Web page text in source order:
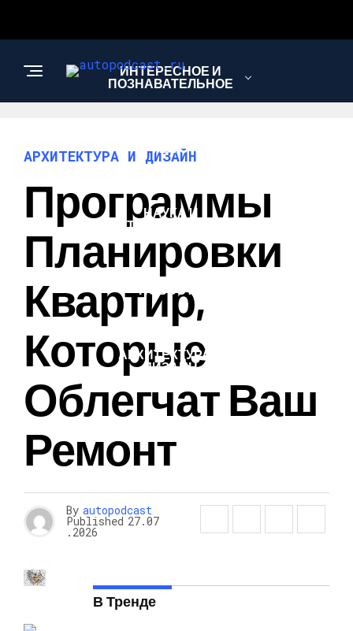
ИНТЕРЕСНОЕ И
ПОЗНАВАТЕЛЬНОЕ
АВТО
НАУКА И
ТЕХНОЛОГИИ
НОВОСТИ
АРХИТЕКТУРА И
ДИЗАЙН
АРХИТЕКТУРА И ДИЗАЙН
Программы
Планировки
Квартир,
Которые
Облегчат Ваш
Ремонт
By autopodcast
Published 27.07
.2026
В Тренде